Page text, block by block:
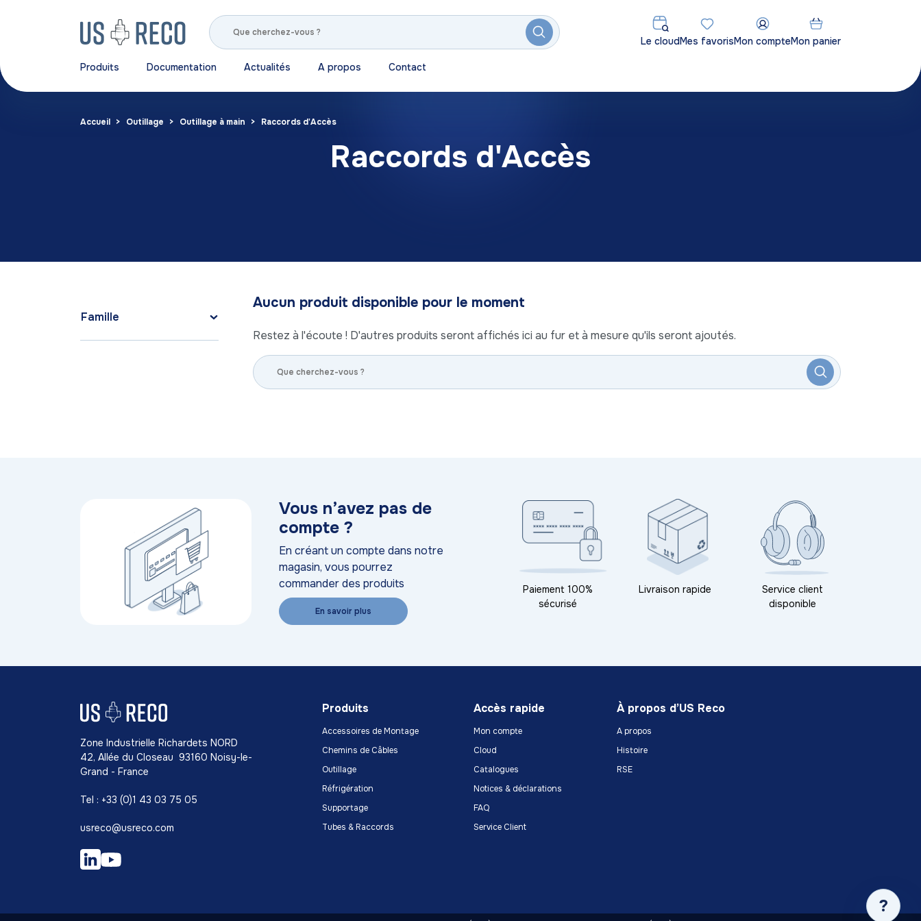
Le cloudMes favorisMon compteMon panier
Produits Documentation Actualités A propos Contact
Accueil Outillage Outillage à main Raccords d'Accès
Raccords d'Accès
Famille
Aucun produit disponible pour le moment
Restez à l'écoute ! D'autres produits seront affichés ici au fur et à mesure qu'ils seront ajoutés.
Vous n’avez pas de
compte ?
En créant un compte dans notre
magasin, vous pourrez
commander des produits
En savoir plus
Paiement 100%
sécurisé
Livraison rapide
Service client
disponible
Zone Industrielle Richardets NORD
42, Allée du Closeau 93160 Noisy-le-
Grand - France
Tel : +33 (0)1 43 03 75 05
usreco@usreco.com
Produits
Accessoires de Montage
Chemins de Câbles
Outillage
Réfrigération
Supportage
Tubes & Raccords
Accès rapide
Mon compte
Cloud
Catalogues
Notices & déclarations
FAQ
Service Client
À propos d’US Reco
A propos
Histoire
RSE
?